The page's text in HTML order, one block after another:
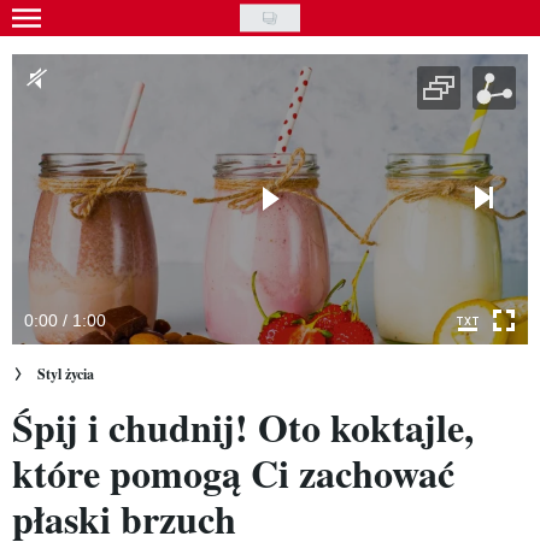
Skip
to
main
Gwiazdy
Moda
Uroda
Styl życia
Kultura
Wideo
Nasze akcje
VIVA!ART
VIVA!MODA
0:00 / 1:00
Styl życia
Śpij i chudnij! Oto koktajle,
które pomogą Ci zachować
płaski brzuch